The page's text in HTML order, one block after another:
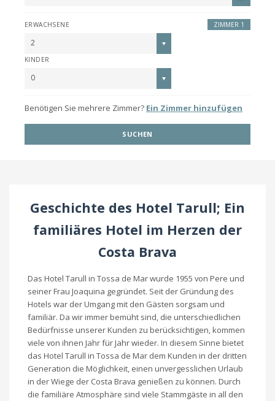
ZIMMER 1
ERWACHSENE
2
KINDER
0
Benötigen Sie mehrere Zimmer? Ein Zimmer hinzufügen
SUCHEN
Geschichte des Hotel Tarull; Ein
familiäres Hotel im Herzen der
Costa Brava
Das Hotel Tarull in Tossa de Mar wurde 1955 von Pere und
seiner Frau Joaquina gegründet. Seit der Gründung des
Hotels war der Umgang mit den Gästen sorgsam und
familiär. Da wir immer bemüht sind, die unterschiedlichen
Bedürfnisse unserer Kunden zu berücksichtigen, kommen
viele von ihnen Jahr für Jahr wieder. In diesem Sinne bietet
das Hotel Tarull in Tossa de Mar dem Kunden in der dritten
Generation die Möglichkeit, einen unvergesslichen Urlaub
in der Wiege der Costa Brava genießen zu können. Durch
die familiäre Atmosphäre sind viele Stammgäste in all den